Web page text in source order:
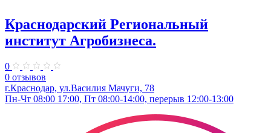
Краснодарский Региональный
институт Агробизнеса.
0
0 отзывов
г.Краснодар, ул.Василия Мачуги, 78
Пн-Чт 08:00 17:00, Пт 08:00-14:00, перерыв 12:00-13:00